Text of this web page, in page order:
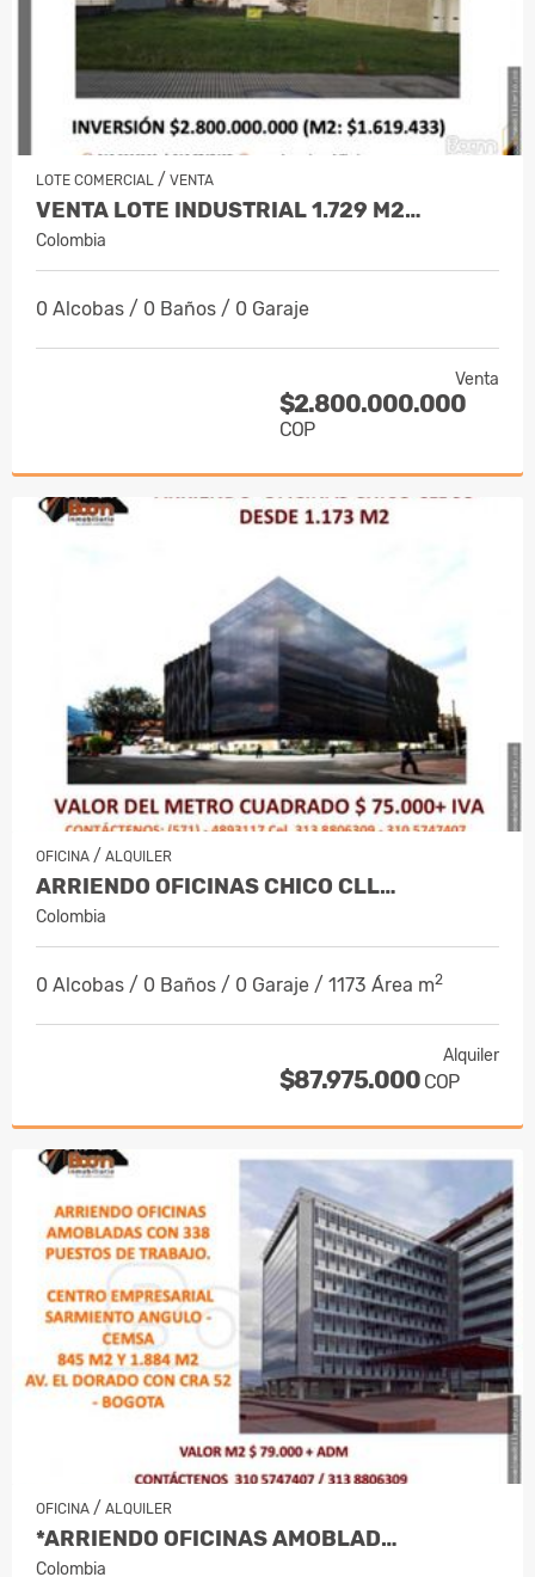
LOTE COMERCIAL / VENTA
VENTA LOTE INDUSTRIAL 1.729 M2…
Colombia
0 Alcobas / 0 Baños / 0 Garaje
Venta
$2.800.000.000
COP
OFICINA / ALQUILER
ARRIENDO OFICINAS CHICO CLL…
Colombia
0 Alcobas / 0 Baños / 0 Garaje / 1173 Área m2
Alquiler
$87.975.000 COP
OFICINA / ALQUILER
*ARRIENDO OFICINAS AMOBLAD…
Colombia